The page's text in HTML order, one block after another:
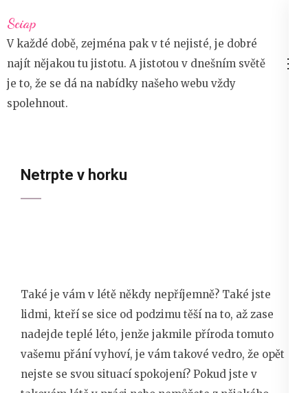
na
obsah
(stiskněte
Enter)
Sciap
V každé době, zejména pak v té nejisté, je dobré
najít nějakou tu jistotu. A jistotou v dnešním světě
je to, že se dá na nabídky našeho webu vždy
spolehnout.
Netrpte v horku
Také je vám v létě někdy nepříjemně? Také jste
lidmi, kteří se sice od podzimu těší na to, až zase
nadejde teplé léto, jenže jakmile příroda tomuto
vašemu přání vyhoví, je vám takové vedro, že opět
nejste se svou situací spokojení? Pokud jste v